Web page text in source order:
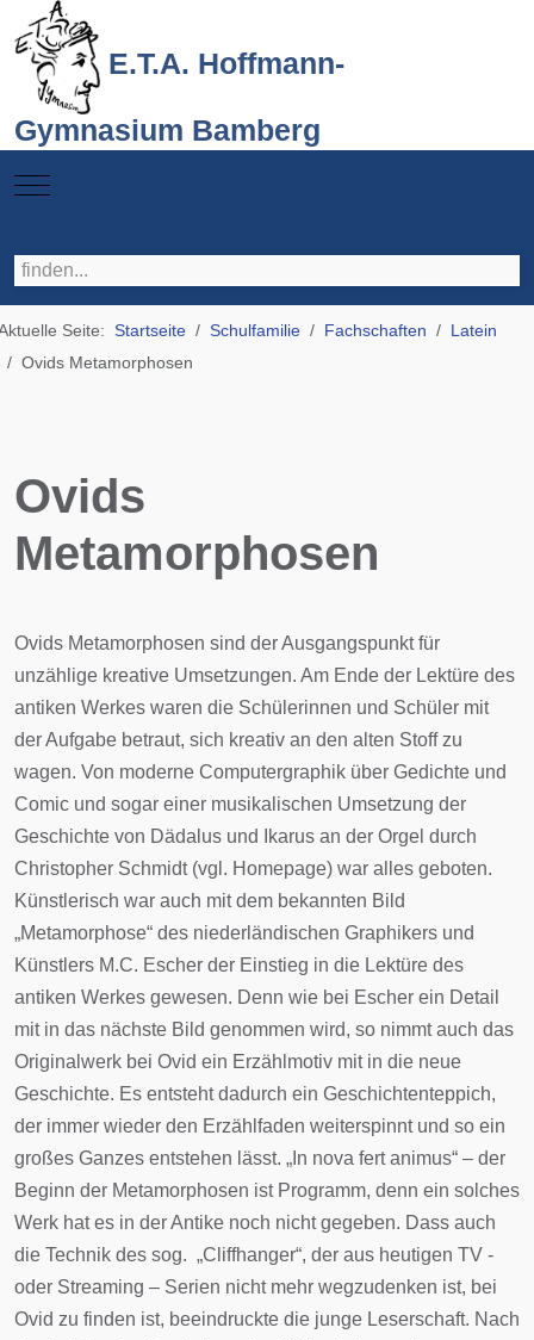
E.T.A. Hoffmann-
Gymnasium Bamberg
Mobile Menu Toggle
Seite: Startseite Schulfamilie Fachschaften
Latein
Ovids Metamorphosen
Ovids
Metamorphosen
Ovids Metamorphosen sind der Ausgangspunkt für
unzählige kreative Umsetzungen. Am Ende der Lektüre des
antiken Werkes waren die Schülerinnen und Schüler mit
der Aufgabe betraut, sich kreativ an den alten Stoff zu
wagen. Von moderne Computergraphik über Gedichte und
Comic und sogar einer musikalischen Umsetzung der
Geschichte von Dädalus und Ikarus an der Orgel durch
Christopher Schmidt (vgl. Homepage) war alles geboten.
Künstlerisch war auch mit dem bekannten Bild
„Metamorphose“ des niederländischen Graphikers und
Künstlers M.C. Escher der Einstieg in die Lektüre des
antiken Werkes gewesen. Denn wie bei Escher ein Detail
mit in das nächste Bild genommen wird, so nimmt auch das
Originalwerk bei Ovid ein Erzählmotiv mit in die neue
Geschichte. Es entsteht dadurch ein Geschichtenteppich,
der immer wieder den Erzählfaden weiterspinnt und so ein
großes Ganzes entstehen lässt. „In nova fert animus“ – der
Beginn der Metamorphosen ist Programm, denn ein solches
Werk hat es in der Antike noch nicht gegeben. Dass auch
die Technik des sog. „Cliffhanger“, der aus heutigen TV -
oder Streaming – Serien nicht mehr wegzudenken ist, bei
Ovid zu finden ist, beeindruckte die junge Leserschaft. Nach